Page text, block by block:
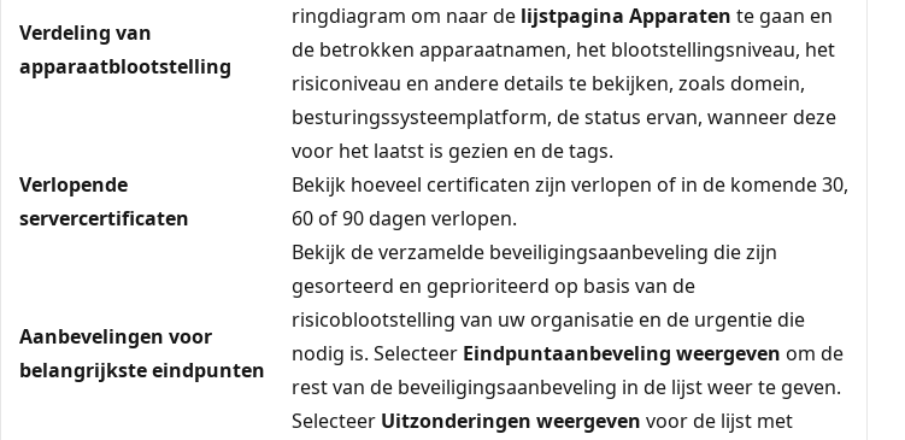
Verdeling van
apparaatblootstelling
ringdiagram om naar de lijstpagina Apparaten te gaan en
de betrokken apparaatnamen, het blootstellingsniveau, het
risiconiveau en andere details te bekijken, zoals domein,
besturingssysteemplatform, de status ervan, wanneer deze
voor het laatst is gezien en de tags.
Verlopende
servercertificaten
Bekijk hoeveel certificaten zijn verlopen of in de komende 30,
60 of 90 dagen verlopen.
Aanbevelingen voor
belangrijkste eindpunten
Bekijk de verzamelde beveiligingsaanbeveling die zijn
gesorteerd en geprioriteerd op basis van de
risicoblootstelling van uw organisatie en de urgentie die
nodig is. Selecteer Eindpuntaanbeveling weergeven om de
rest van de beveiligingsaanbeveling in de lijst weer te geven.
Selecteer Uitzonderingen weergeven voor de lijst met